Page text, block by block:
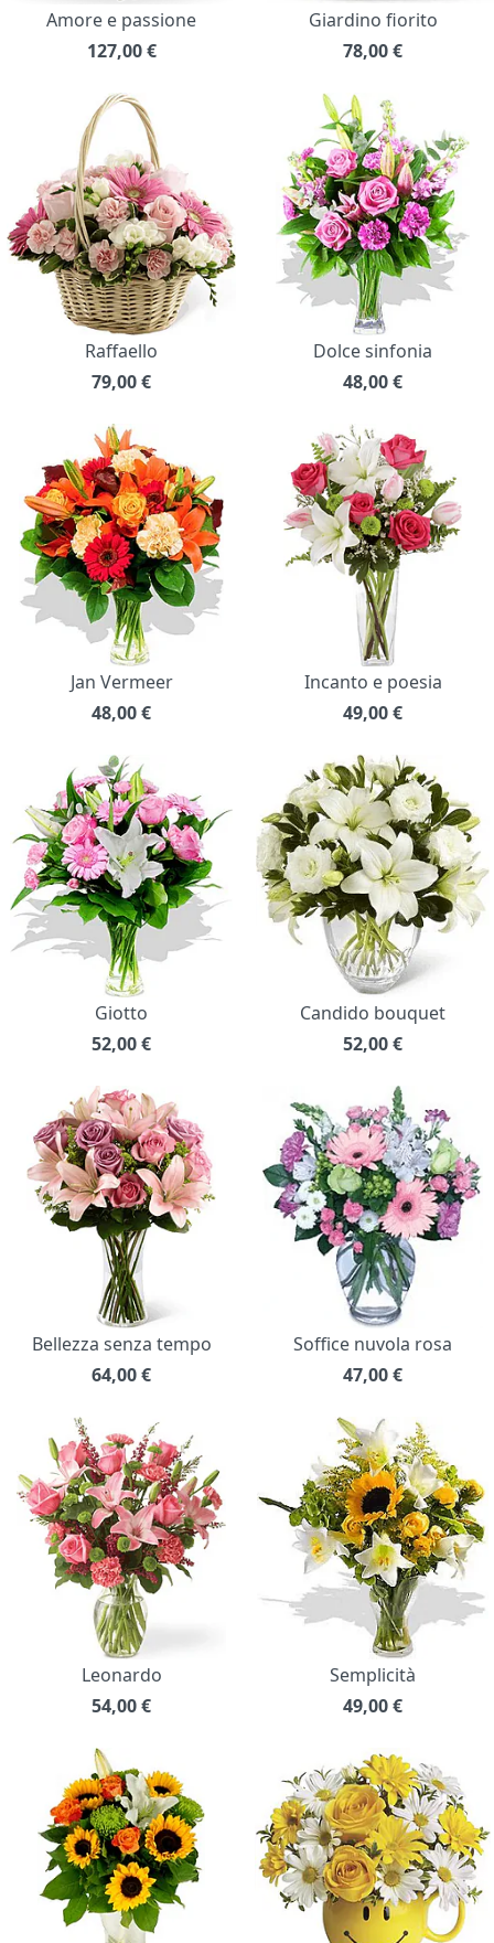
Amore e passione
127,00 €
Giardino fiorito
78,00€
Raffaello
79,00€
Dolce sinfonia
48,00€
Jan Vermeer
48,00€
Incanto e poesia
49,00€
Giotto
52,00€
Candido bouquet
52,00€
Bellezza senza tempo
64,00€
Soffice nuvola rosa
47,00€
Leonardo
54,00€
Semplicità
49,00€